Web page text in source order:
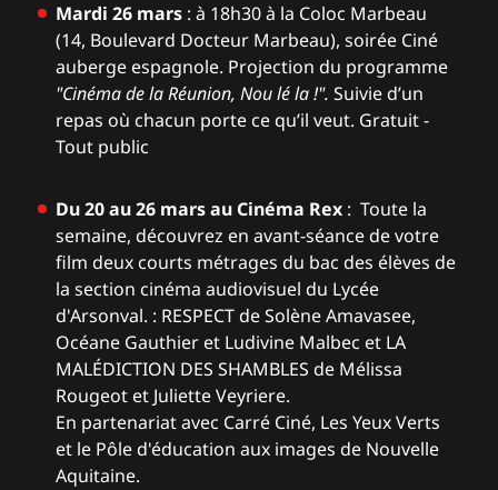
Mardi 26 mars : à 18h30 à la Coloc Marbeau
(14, Boulevard Docteur Marbeau), soirée Ciné
auberge espagnole. Projection du programme
"Cinéma de la Réunion, Nou lé la !". Suivie d’un
repas où chacun porte ce qu’il veut. Gratuit -
Tout public
Du 20 au 26 mars au Cinéma Rex : Toute la
semaine, découvrez en avant-séance de votre
film deux courts métrages du bac des élèves de
la section cinéma audiovisuel du Lycée
d'Arsonval. : RESPECT de Solène Amavasee,
Océane Gauthier et Ludivine Malbec et LA
MALÉDICTION DES SHAMBLES de Mélissa
Rougeot et Juliette Veyriere.
En partenariat avec Carré Ciné, Les Yeux Verts
et le Pôle d'éducation aux images de Nouvelle
Aquitaine.